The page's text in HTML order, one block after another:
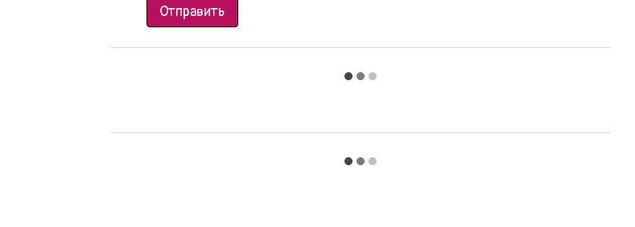
Отправить